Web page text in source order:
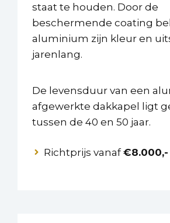
staat te houden. Door de
beschermende coating
aluminium zijn kleur en
jarenlang.
De levensduur van een
afgewerkte dakkapel ligt
tussen de 40 en 50 jaar.
Richtprijs vanaf€8.000,-